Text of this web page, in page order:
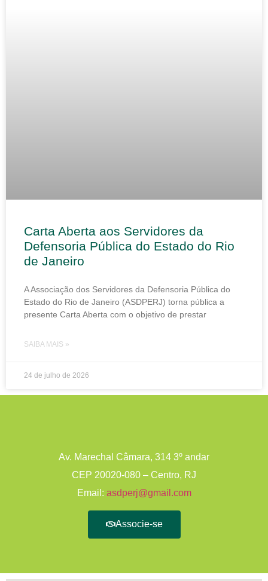
Carta Aberta aos Servidores da
Defensoria Pública do Estado do Rio
de Janeiro
A Associação dos Servidores da Defensoria Pública do
Estado do Rio de Janeiro (ASDPERJ) torna pública a
presente Carta Aberta com o objetivo de prestar
SAIBA MAIS »
24 de julho de 2026
Av. Marechal Câmara, 314 3º andar
CEP 20020-080 – Centro, RJ
Email: asdperj@gmail.com
Associe-se